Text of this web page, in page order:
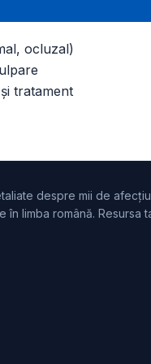
ocluzal)
tratament
despre mii de
în limba română. Resursa